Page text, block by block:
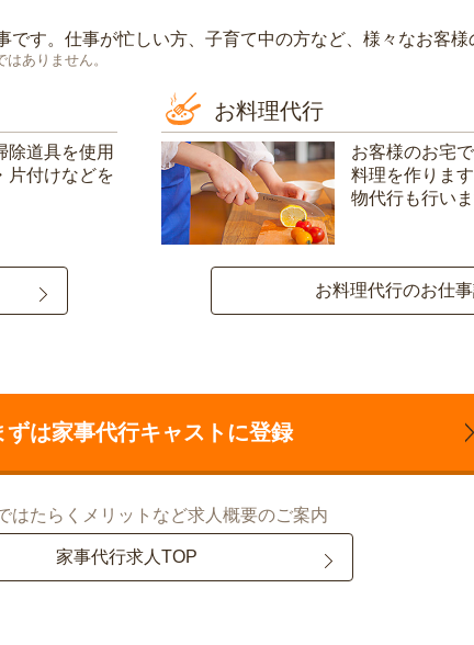
です。仕事が忙しい方、子育て中の方など、様々なお客様
ありません。
除道具を使用
片付けなどを
お料理代行
お客様のお宅
料理を作りま
物代行も行いま
お料理代行のお仕
ずは家事代行キャストに登録
はたらくメリットなど求人概要のご案内
家事代行求人TOP